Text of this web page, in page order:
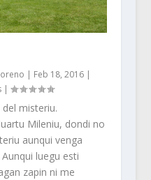
Feb 18, 2016|
|
misteriu.
Mileniu, dondi no
aunqui venga
luegu esti
zapin ni me